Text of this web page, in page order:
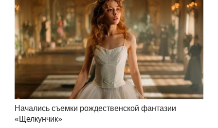
Начались съемки рождественской фантазии
«Щелкунчик»